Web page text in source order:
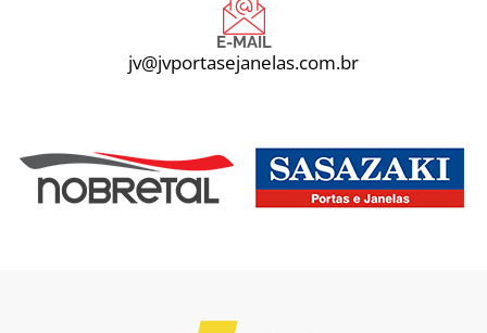
E-MAIL
jv@jvportasejanelas.com.br